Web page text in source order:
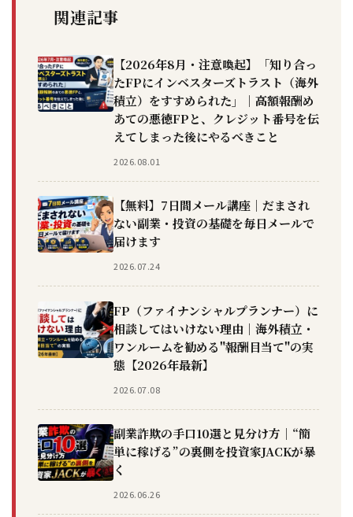
関連記事
【2026年8月・注意喚起】「知り合っ
たFPにインベスターズトラスト（海外
積立）をすすめられた」｜高額報酬め
あての悪徳FPと、クレジット番号を伝
えてしまった後にやるべきこと
2026.08.01
【無料】7日間メール講座｜だまされ
ない副業・投資の基礎を毎日メールで
届けます
2026.07.24
FP（ファイナンシャルプランナー）に
相談してはいけない理由｜海外積立・
ワンルームを勧める"報酬目当て"の実
態【2026年最新】
2026.07.08
副業詐欺の手口10選と見分け方｜“簡
単に稼げる”の裏側を投資家JACKが暴
く
2026.06.26